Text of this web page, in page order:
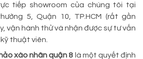
tiếp showroom của chúng tôi tại
5, Quận 10, TP.HCM (rất gần
vận hành thử và nhận được sự tư vấn
thuật viên.
xào nhân quận 8 là một quyết định